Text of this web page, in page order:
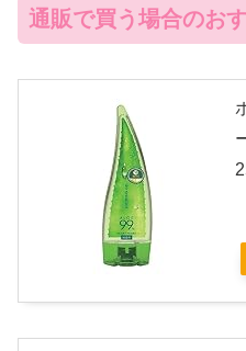
通販で買う場合のお